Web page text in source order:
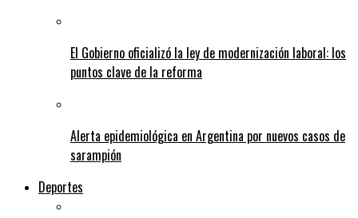
El Gobierno oficializó la ley de modernización laboral: los
puntos clave de la reforma
Alerta epidemiológica en Argentina por nuevos casos de
sarampión
Deportes